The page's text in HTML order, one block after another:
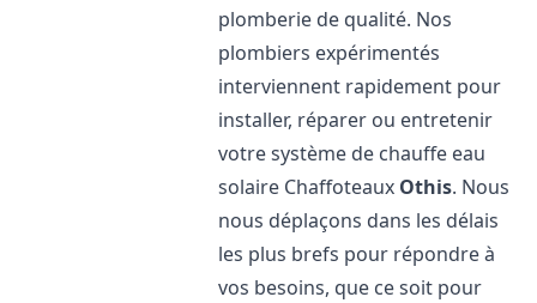
plomberie de qualité. Nos
plombiers expérimentés
interviennent rapidement pour
installer, réparer ou entretenir
votre système de chauffe eau
solaire Chaffoteaux Othis. Nous
nous déplaçons dans les délais
les plus brefs pour répondre à
vos besoins, que ce soit pour